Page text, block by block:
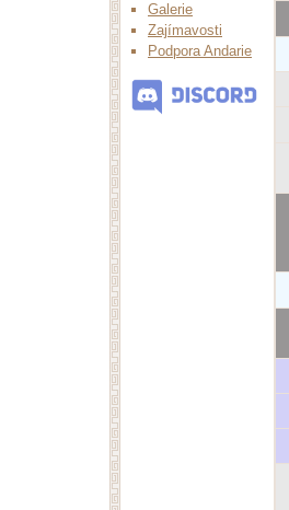
Galerie
Zajímavosti
Podpora Andarie